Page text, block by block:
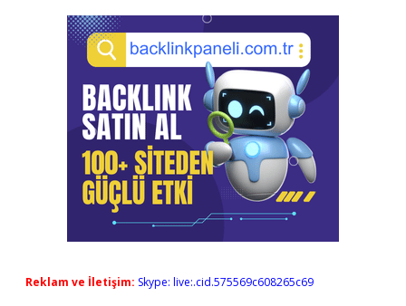
Reklam ve İletişim: Skype: live:.cid.575569c608265c69